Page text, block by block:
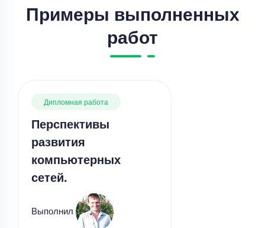
Примеры выполненных
работ
Дипломная работа
Перспективы
развития
компьютерных
сетей.
Выполнил